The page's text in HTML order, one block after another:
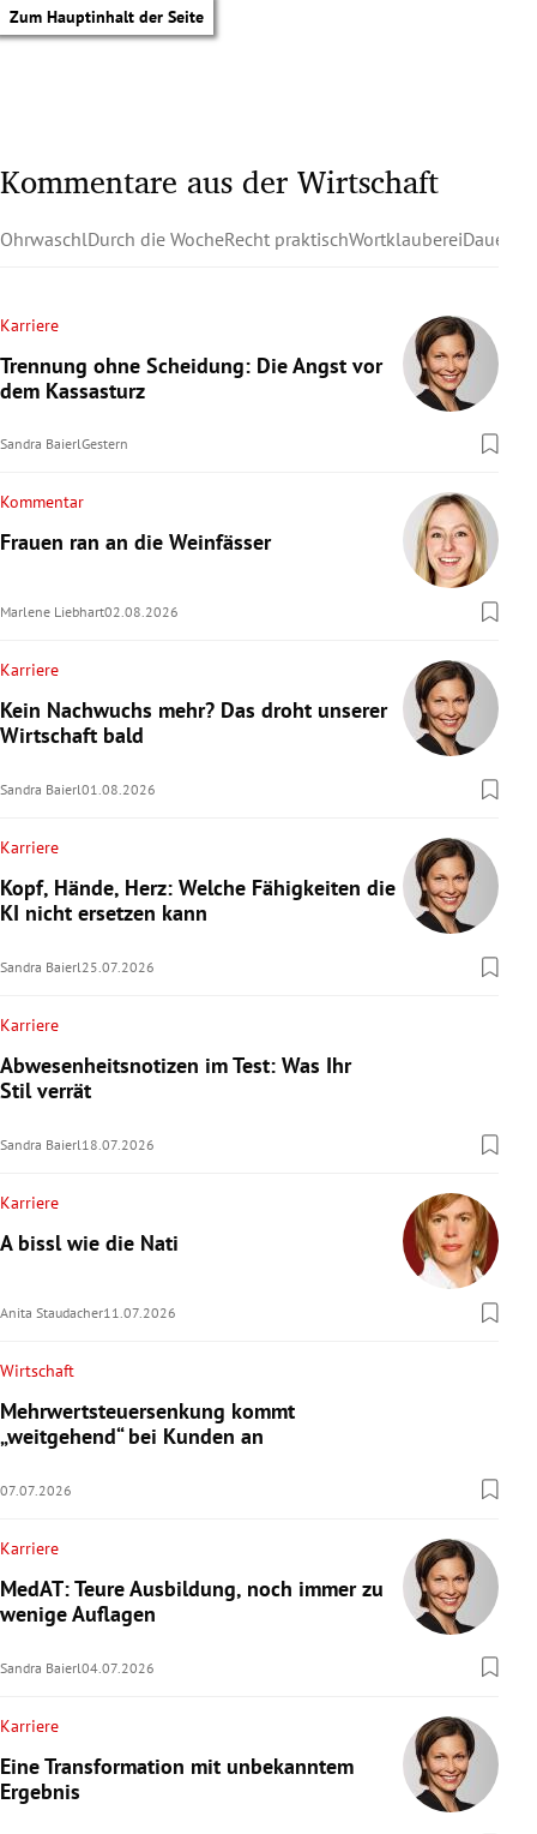
Zum Hauptinhalt der Seite
Untermenü
Untermenü
Untermenü
Untermenü
Untermenü
Untermenü
Untermenü
Untermenü
Untermenü
Kommentare aus der Wirtschaft
OhrwaschlDurch die WocheRecht praktischWortklauberei
Karriere
Trennung ohne Scheidung: Die Angst vor
dem Kassasturz
Sandra BaierlGestern
Kommentar
Frauen ran an die Weinfässer
Marlene Liebhart02.08.2026
Karriere
Kein Nachwuchs mehr? Das droht unserer
Wirtschaft bald
Sandra Baierl01.08.2026
Karriere
Kopf, Hände, Herz: Welche Fähigkeiten die
KI nicht ersetzen kann
Sandra Baierl25.07.2026
Karriere
Abwesenheitsnotizen im Test: Was Ihr
Stil verrät
Sandra Baierl18.07.2026
Karriere
A bissl wie die Nati
Anita Staudacher11.07.2026
Wirtschaft
Mehrwertsteuersenkung kommt
„weitgehend“ bei Kunden an
07.07.2026
Karriere
MedAT: Teure Ausbildung, noch immer zu
wenige Auflagen
Sandra Baierl04.07.2026
Karriere
Eine Transformation mit unbekanntem
Ergebnis